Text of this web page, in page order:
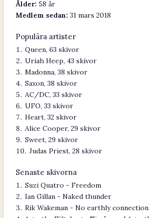
Ålder: 58 år
Medlem sedan: 31 mars 2018
Populära artister
Queen, 63 skivor
Uriah Heep, 43 skivor
Madonna, 38 skivor
Saxon, 38 skivor
AC/DC, 33 skivor
UFO, 33 skivor
Heart, 32 skivor
Alice Cooper, 29 skivor
Sweet, 29 skivor
Judas Priest, 28 skivor
Senaste skivorna
Suzi Quatro - Freedom
Ian Gillan - Naked thunder
Rik Wakeman - No earthly connection